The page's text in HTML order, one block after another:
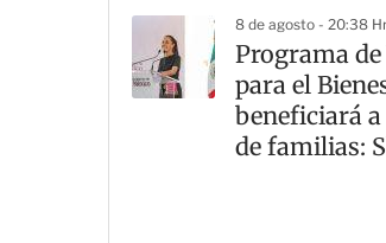
8 de agosto - 20:38
Programa
para el
beneficiará
de familias: